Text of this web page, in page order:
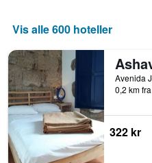
Vis alle 600 hoteller
0,2 km
322 kr